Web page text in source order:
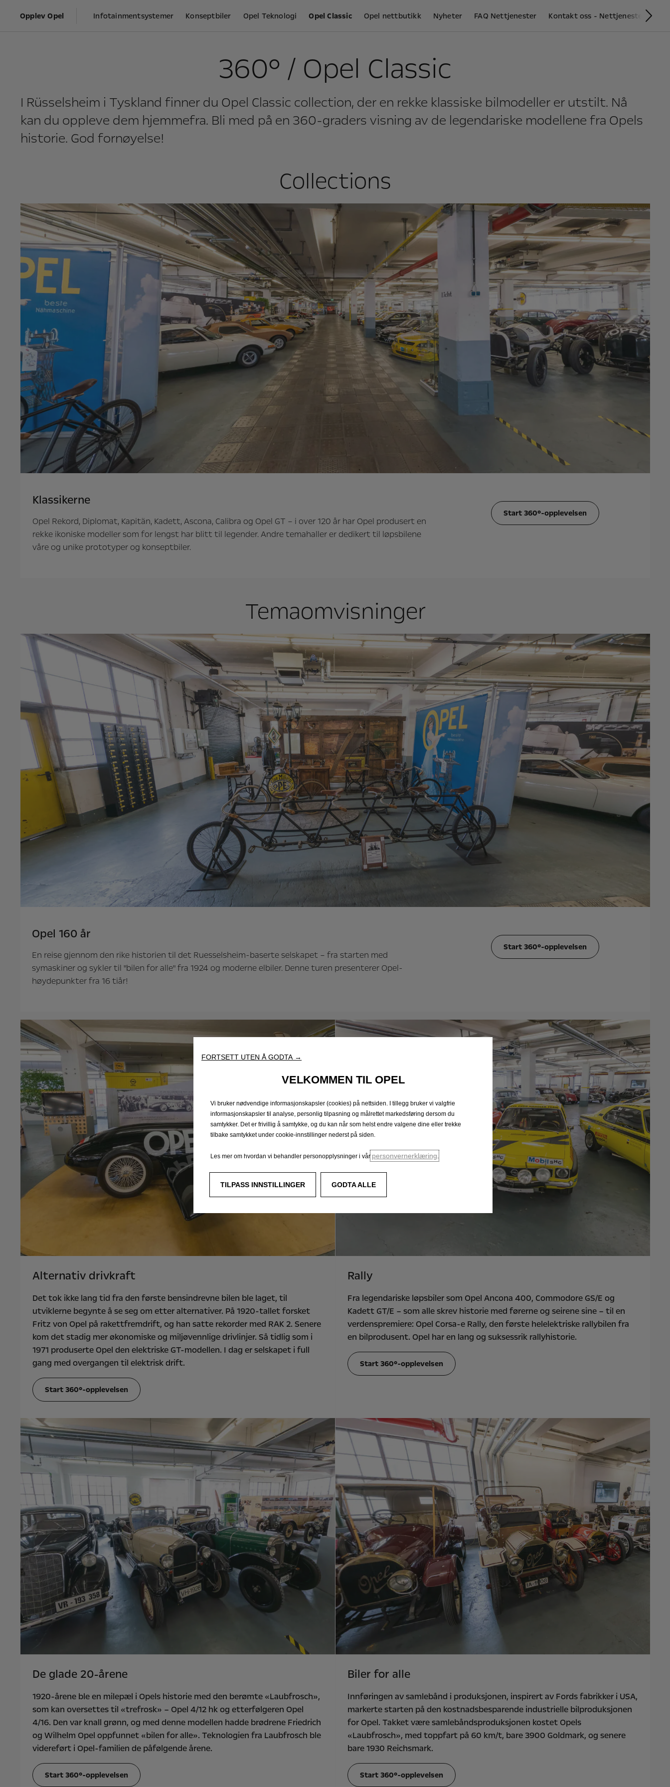
Opplev Opel Infotainmentsystemer Konseptbiler Opel Teknologi Opel Classic Opel nettbutikk Nyheter FAQ Nettjenester Kontakt oss - Nettjenester
360° / Opel Classic
I Rüsselsheim i Tyskland finner du Opel Classic collection, der en rekke klassiske bilmodeller er utstilt. Nå
kan du oppleve dem hjemmefra. Bli med på en 360-graders visning av de legendariske modellene fra Opels
historie. God fornøyelse!
Collections
Klassikerne
Opel Rekord, Diplomat, Kapitän, Kadett, Ascona, Calibra og Opel GT – i over 120 år har Opel produsert en
rekke ikoniske modeller som for lengst har blitt til legender. Andre temahaller er dedikert til løpsbilene
våre og unike prototyper og konseptbiler.
Start 360°-opplevelsen
Temaomvisninger
Opel 160 år
En reise gjennom den rike historien til det Ruesselsheim-baserte selskapet – fra starten med
symaskiner og sykler til "bilen for alle" fra 1924 og moderne elbiler. Denne turen presenterer Opel-
høydepunkter fra 16 tiår!
Start 360°-opplevelsen
Alternativ drivkraft
Det tok ikke lang tid fra den første bensindrevne bilen ble laget, til
utviklerne begynte å se seg om etter alternativer. På 1920-tallet forsket
Fritz von Opel på rakettfremdrift, og han satte rekorder med RAK 2. Senere
kom det stadig mer økonomiske og miljøvennlige drivlinjer. Så tidlig som i
1971 produserte Opel den elektriske GT-modellen. I dag er selskapet i full
gang med overgangen til elektrisk drift.
Start 360°-opplevelsen
Rally
Fra legendariske løpsbiler som Opel Ancona 400, Commodore GS/E og
Kadett GT/E – som alle skrev historie med førerne og seirene sine – til en
verdenspremiere: Opel Corsa-e Rally, den første helelektriske rallybilen fra
en bilprodusent. Opel har en lang og suksessrik rallyhistorie.
Start 360°-opplevelsen
De glade 20-årene
1920-årene ble en milepæl i Opels historie med den berømte «Laubfrosch»,
som kan oversettes til «trefrosk» – Opel 4/12 hk og etterfølgeren Opel
4/16. Den var knall grønn, og med denne modellen hadde brødrene Friedrich
og Wilhelm Opel oppfunnet «bilen for alle». Teknologien fra Laubfrosch ble
videreført i Opel-familien de påfølgende årene.
Start 360°-opplevelsen
Biler for alle
Innføringen av samlebånd i produksjonen, inspirert av Fords fabrikker i USA,
markerte starten på den kostnadsbesparende industrielle bilproduksjonen
for Opel. Takket være samlebåndsproduksjonen kostet Opels
«Laubfrosch», med toppfart på 60 km/t, bare 3900 Goldmark, og senere
bare 1930 Reichsmark.
Start 360°-opplevelsen
FORTSETT UTEN Å GODTA →
VELKOMMEN TIL OPEL
Vi bruker nødvendige informasjonskapsler (cookies) på nettsiden. I tillegg bruker vi valgfrie
informasjonskapsler til analyse, personlig tilpasning og målrettet markedsføring dersom du
samtykker. Det er frivillig å samtykke, og du kan når som helst endre valgene dine eller trekke
tilbake samtykket under cookie-innstillinger nederst på siden.
Les mer om hvordan vi behandler personopplysninger i vår personvernerklæring.
TILPASS INNSTILLINGER GODTA ALLE